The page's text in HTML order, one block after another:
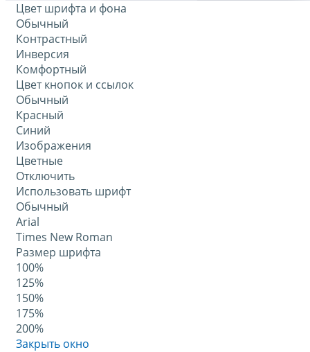
Цвет шрифта и фона
Обычный
Контрастный
Инверсия
Комфортный
Цвет кнопок и ссылок
Обычный
Красный
Синий
Изображения
Цветные
Отключить
Использовать шрифт
Обычный
Arial
Times New Roman
Размер шрифта
100%
125%
150%
175%
200%
Закрыть окно